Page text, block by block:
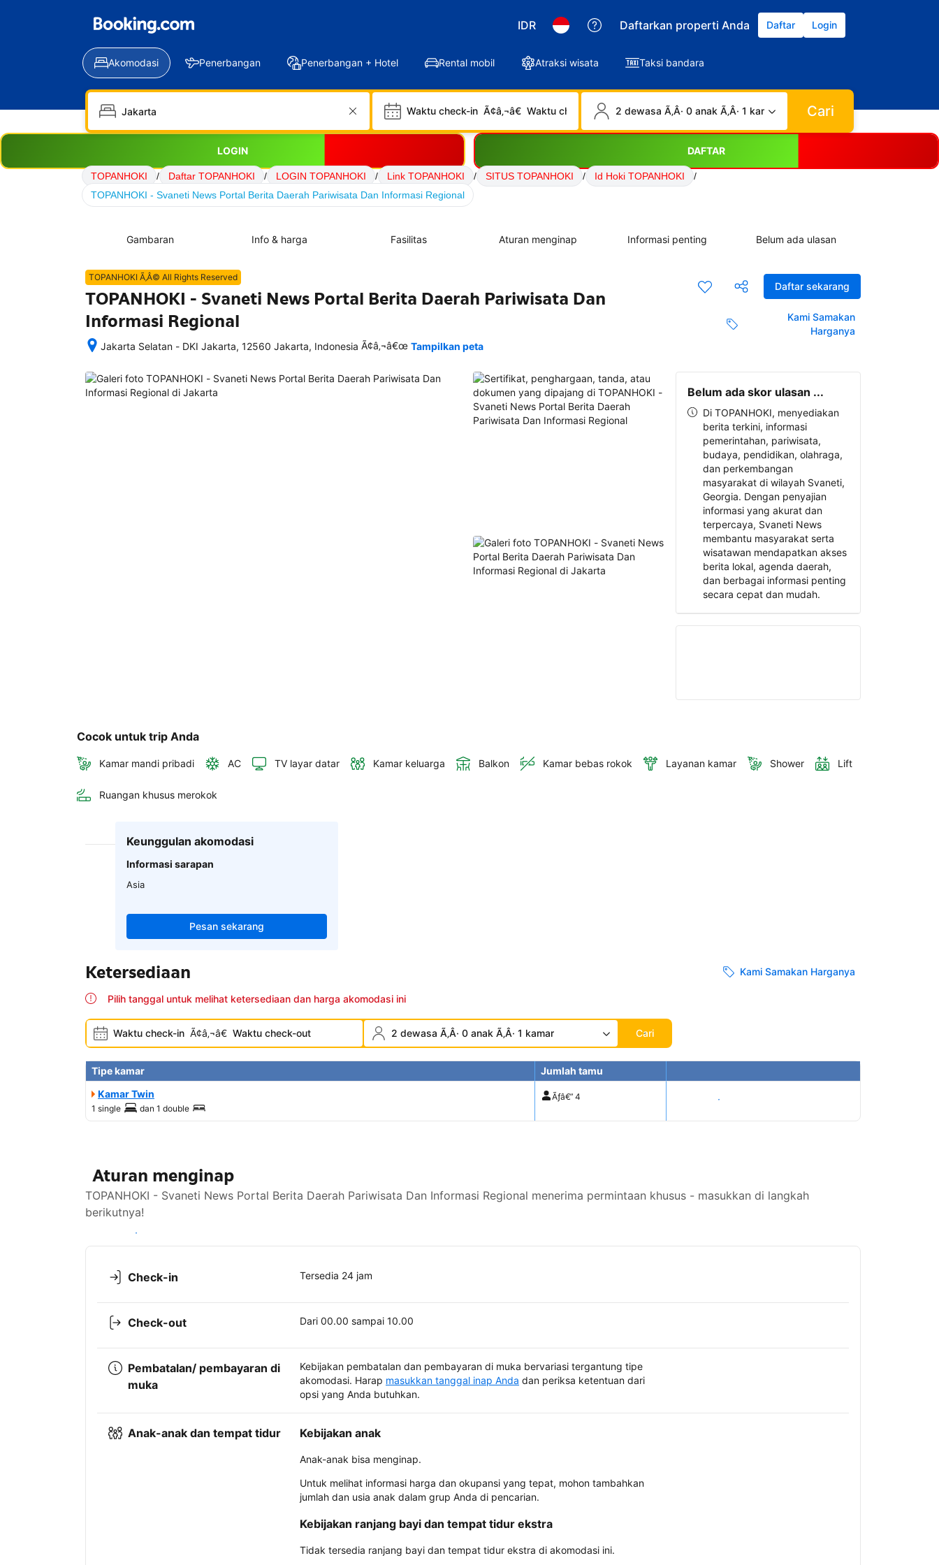
IDR Daftarkan properti Anda Daftar Login
Akomodasi Penerbangan Penerbangan + Hotel Rental mobil Atraksi wisata Taksi bandara
Waktu check-in Ã¢â‚¬â€ Waktu check-out 2 dewasa Ã‚Â· 0 anak Ã‚Â· 1 kamar Cari
LOGIN DAFTAR
TOPANHOKI / Daftar TOPANHOKI / LOGIN TOPANHOKI / Link TOPANHOKI / SITUS TOPANHOKI / Id Hoki TOPANHOKI
/
TOPANHOKI - Svaneti News Portal Berita Daerah Pariwisata Dan Informasi Regional
Gambaran Info & harga Fasilitas Aturan menginap Informasi penting Belum ada ulasan
Daftar sekarang
Kami Samakan
Harganya
TOPANHOKI Ã‚Â© All Rights Reserved
TOPANHOKI - Svaneti News Portal Berita Daerah Pariwisata Dan
Informasi Regional
Jakarta Selatan - DKI Jakarta, 12560 Jakarta, Indonesia
memesan,
semua
Ã¢â‚¬â€œ Tampilkan peta
Belum ada skor ulasan ...
Di TOPANHOKI, menyediakan
berita terkini, informasi
pemerintahan, pariwisata,
budaya, pendidikan, olahraga,
dan perkembangan
masyarakat di wilayah Svaneti,
Georgia. Dengan penyajian
informasi yang akurat dan
terpercaya, Svaneti News
membantu masyarakat serta
wisatawan mendapatkan akses
berita lokal, agenda daerah,
dan berbagai informasi penting
secara cepat dan mudah.
Cocok untuk trip Anda
Kamar mandi pribadi AC TV layar datar Kamar keluarga Balkon Kamar bebas rokok Layanan kamar Shower Lift
Ruangan khusus merokok
Keunggulan akomodasi
Informasi sarapan
Asia
Pesan sekarang
Ketersediaan Kami Samakan Harganya
Pilih tanggal untuk melihat ketersediaan dan harga akomodasi ini
Waktu check-in Ã¢â‚¬â€ Waktu check-out 2 dewasa Ã‚Â· 0 anak Ã‚Â· 1 kamar Cari
Tipe kamar
Jumlah tamu
Kamar Twin
1 single dan 1 double
Ãƒâ€” 4 Tampilkan harga
Aturan menginap
TOPANHOKI - Svaneti News Portal Berita Daerah Pariwisata Dan Informasi Regional menerima permintaan khusus - masukkan di langkah
berikutnya!
Lihat ketersediaan
Check-in Tersedia 24 jam
Check-out Dari 00.00 sampai 10.00
Pembatalan/ pembayaran di
muka
Kebijakan pembatalan dan pembayaran di muka bervariasi tergantung tipe
akomodasi. Harap masukkan tanggal inap Anda dan periksa ketentuan dari
opsi yang Anda butuhkan.
Anak-anak dan tempat tidur Kebijakan anak
Anak-anak bisa menginap.
Untuk melihat informasi harga dan okupansi yang tepat, mohon tambahkan
jumlah dan usia anak dalam grup Anda di pencarian.
Kebijakan ranjang bayi dan tempat tidur ekstra
Tidak tersedia ranjang bayi dan tempat tidur ekstra di akomodasi ini.